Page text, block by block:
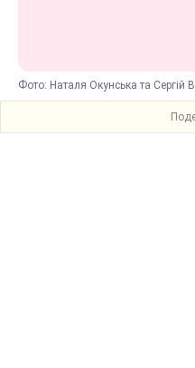
Фото: Наталя Окунська та Сергій